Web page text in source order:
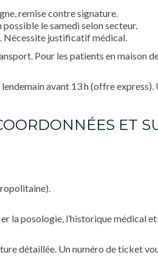
remise contre signature.
possible le samedi selon secteur.
Nécessite justificatif médical.
Pour les patients en maison
avant 13 h (offre
ET
posologie, l’historique médical et
détaillée. Un numéro de ticket